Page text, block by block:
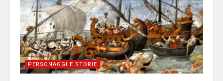
PERSONAGGI E STORIE